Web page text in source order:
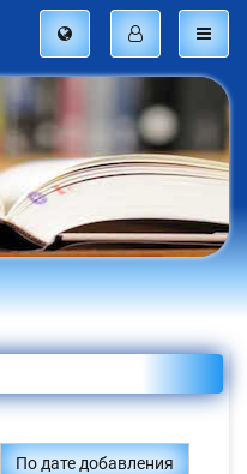
По дате добавления